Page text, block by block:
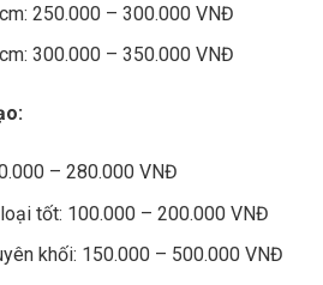
250.000 – 300.000 VNĐ
300.000 – 350.000 VNĐ
– 280.000 VNĐ
tốt: 100.000 – 200.000 VNĐ
khối: 150.000 – 500.000 VNĐ